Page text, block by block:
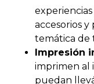
accesorios
temática de
Impresión
imprimen al
puedan